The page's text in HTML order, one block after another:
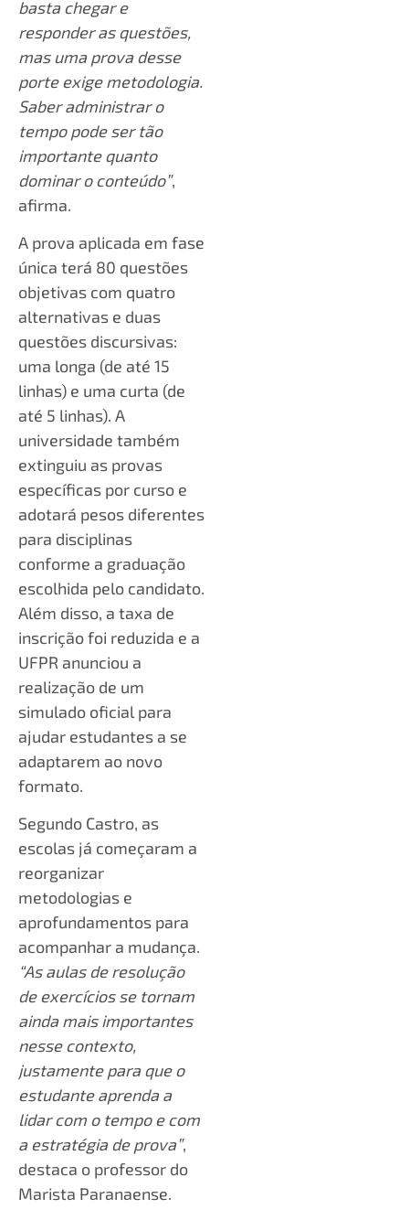
basta chegar e
responder as questões,
mas uma prova desse
porte exige metodologia.
Saber administrar o
tempo pode ser tão
importante quanto
dominar o conteúdo”,
afirma.
A prova aplicada em fase
única terá 80 questões
objetivas com quatro
alternativas e duas
questões discursivas:
uma longa (de até 15
linhas) e uma curta (de
até 5 linhas). A
universidade também
extinguiu as provas
específicas por curso e
adotará pesos diferentes
para disciplinas
conforme a graduação
escolhida pelo candidato.
Além disso, a taxa de
inscrição foi reduzida e a
UFPR anunciou a
realização de um
simulado oficial para
ajudar estudantes a se
adaptarem ao novo
formato.
Segundo Castro, as
escolas já começaram a
reorganizar
metodologias e
aprofundamentos para
acompanhar a mudança.
“As aulas de resolução
de exercícios se tornam
ainda mais importantes
nesse contexto,
justamente para que o
estudante aprenda a
lidar com o tempo e com
a estratégia de prova”,
destaca o professor do
Marista Paranaense.